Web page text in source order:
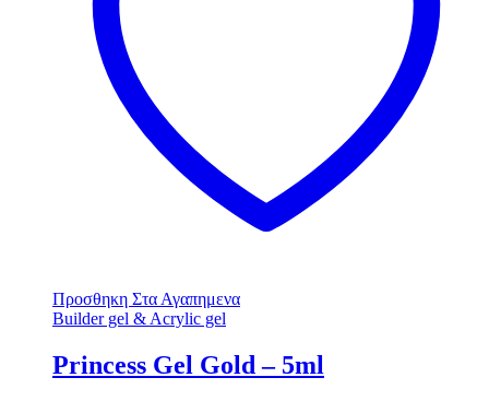
Προσθηκη Στα Αγαπημενα
Builder gel & Acrylic gel
Princess Gel Gold – 5ml